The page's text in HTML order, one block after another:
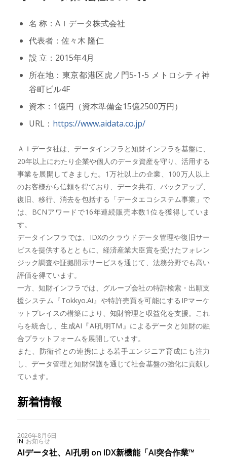
名 称：AＩデータ株式会社
代表者：佐々木 隆仁
設 立：2015年4月
所在地：東京都港区虎ノ門5-1-5 メトロシティ神
谷町ビル4F
資本：1億円（資本準備金15億2500万円）
URL： https://www.aidata.co.jp/
ＡＩデータ社は、データインフラと知財インフラを基盤に、
20年以上にわたり企業や個人のデータ資産を守り、活用する
事業を展開してきました。1万社以上の企業、100万人以上
のお客様から信頼を得ており、データ共有、バックアップ、
復旧、移行、消去を包括する「データエコシステム事業」で
は、BCNアワードで16年連続販売本数1位を獲得していま
す。
データインフラでは、IDXのクラウドデータ管理や復旧サー
ビスを提供するとともに、経済産業大臣賞を受けたフォレン
ジック調査や証拠開示サービスを通じて、法務分野でも高い
評価を得ています。
一方、知財インフラでは、グループ会社の特許検索・出願支
援システム『Tokkyo.Ai』や特許売買を可能にするIPマーケ
ットプレイスの構築により、知財管理と収益化を支援。これ
らを統合し、生成AI『AI孔明TM』によるデータと知財の融
合プラットフォームを展開しています。
また、防衛省との連携による若手エンジニア育成にも注力
し、データ管理と知財保護を通じて社会基盤の強化に貢献し
ています。
新着情報
2026年8月6日
IN お知らせ
AIデータ社、AI孔明 on IDX新機能「AI突合作業™︎